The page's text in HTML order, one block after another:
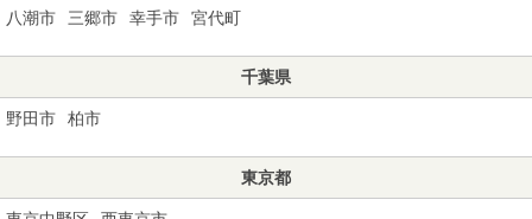
八潮市
三郷市 幸手市 宮代町
千葉県
野田市 柏市
東京都